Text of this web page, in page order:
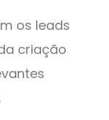
os leads
criação